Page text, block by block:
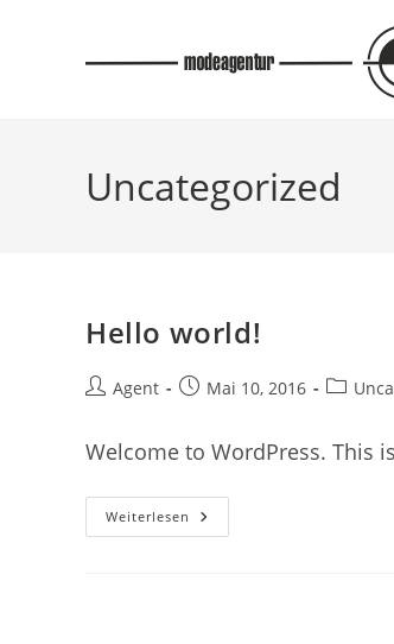
Uncategorized
Hello world!
Beitrags-
Agent
BeitragMai 10, 2016
Welcome to WordPress. This
Weiterlesen Hello
World!